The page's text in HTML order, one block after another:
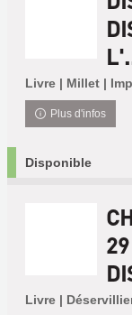
Livre | Millet |
Plus d'infos
Disponible
Livre |